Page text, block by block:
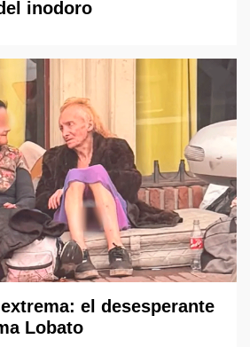
inodoro
el desesperante
Lobato